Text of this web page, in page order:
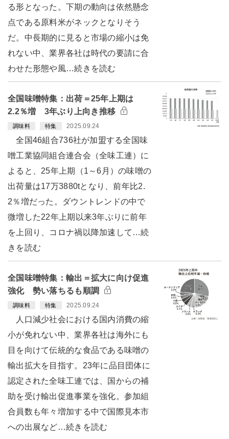
る形となった。下期の動向は依然懸念
点である原料米がネックとなりそう
だ。中長期的に見ると市場の縮小は免
れない中、業界各社は時代の要請に合
わせた形態や風…続きを読む
全国味噌特集：出荷＝25年上期は
2.2％増 3年ぶり上向き推移
調味料 特集 2025.09.24
全国46組合736社が加盟する全国味
噌工業協同組合連合会（全味工連）に
よると、25年上期（1～6月）の味噌の
出荷量は17万3880tとなり、前年比2.
2％増だった。ダウントレンドの中で
微増した22年上期以来3年ぶりに前年
を上回り、コロナ禍以降加速して…続
きを読む
全国味噌特集：輸出＝拡大に向け促進
強化 勢い落ちるも順調
調味料 特集 2025.09.24
人口減少社会における国内消費の縮
小が免れない中、業界各社は海外にも
目を向けて伝統的な食品である味噌の
輸出拡大を目指す。23年に品目団体に
認定された全味工連では、国からの補
助を受け輸出促進事業を強化。参加組
合員数も年々増加する中で国際見本市
への出展など…続きを読む